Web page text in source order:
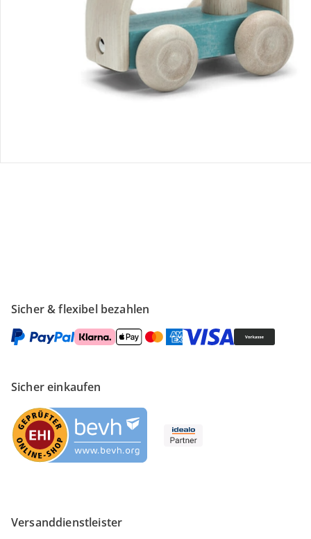
Retoure & Reklamation
Gutscheine & Aktionen
Sicher & flexibel bezahlen
Sicher einkaufen
Versanddienstleister